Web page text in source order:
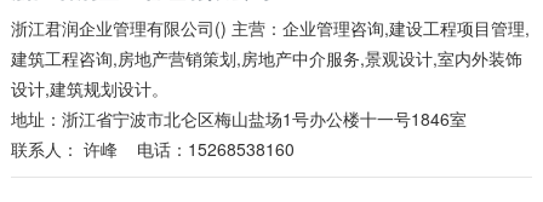
浙江君润企业管理有限公司() 主营：企业管理咨询,建设工程项目管理,
建筑工程咨询,房地产营销策划,房地产中介服务,景观设计,室内外装饰
设计,建筑规划设计。
地址：浙江省宁波市北仑区梅山盐场1号办公楼十一号1846室
联系人： 许峰电话：15268538160